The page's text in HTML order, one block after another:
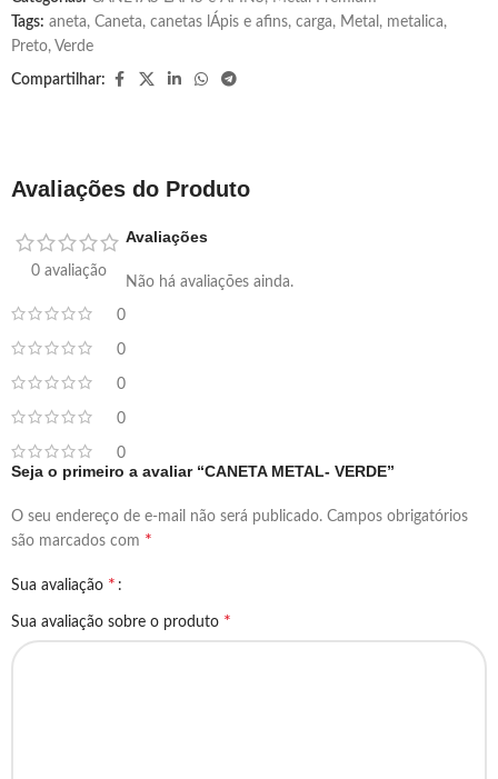
Tags: aneta, Caneta, canetas lÁpis e afins, carga, Metal , metalica,
Preto, Verde
Compartilhar:
Avaliações do Produto
0 avaliação
0
0
0
0
0
Avaliações
Não há avaliações ainda.
Seja o primeiro a avaliar “CANETA METAL- VERDE”
O seu endereço de e-mail não será publicado. Campos obrigatórios
são marcados com *
Sua avaliação *
Sua avaliação sobre o produto *